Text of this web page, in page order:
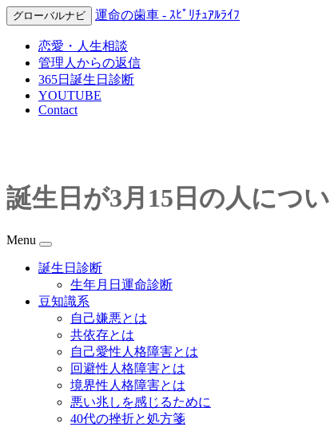
グローバルナビ 運命の歯車 - ｽﾋﾟﾘﾁｭｱﾙﾗｲﾌ
恋愛・人生相談
管理人からの返信
365日誕生日診断
YOUTUBE
Contact
誕生日が3月15日の人につ
Menu
誕生日診断
生年月日運命診断
豆知識系
自己嫌悪とは
共依存とは
自己愛性人格障害とは
回避性人格障害とは
境界性人格障害とは
悪い兆しを感じるために
40代の挫折と処方箋